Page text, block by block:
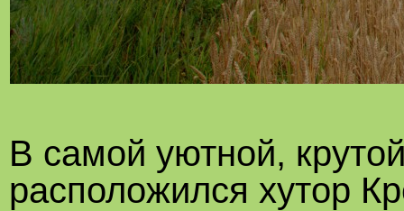
В самой уютной,
расположился хутор